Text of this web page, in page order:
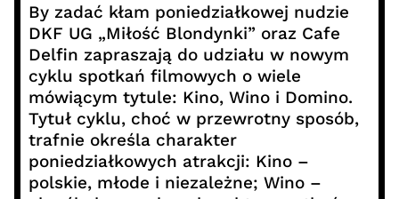
By zadać kłam poniedziałkowej nudzie
DKF UG „Miłość Blondynki” oraz Cafe
Delfin zapraszają do udziału w nowym
cyklu spotkań filmowych o wiele
mówiącym tytule: Kino, Wino i Domino.
Tytuł cyklu, choć w przewrotny sposób,
trafnie określa charakter
poniedziałkowych atrakcji: Kino –
polskie, młode i niezależne; Wino –